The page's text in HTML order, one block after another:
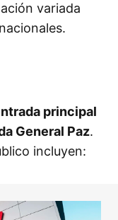
variada
principal
General Paz.
incluyen: